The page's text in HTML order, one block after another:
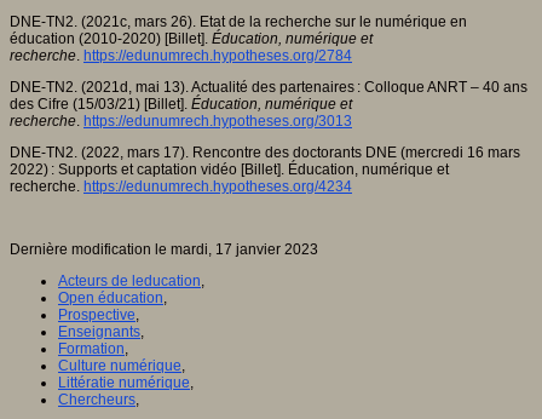
DNE-TN2. (2021c, mars 26). Etat de la recherche sur le numérique en
éducation (2010-2020) [Billet]. Éducation, numérique et
recherche. https://edunumrech.hypotheses.org/2784
DNE-TN2. (2021d, mai 13). Actualité des partenaires : Colloque ANRT – 40 ans
des Cifre (15/03/21) [Billet]. Éducation, numérique et
recherche. https://edunumrech.hypotheses.org/3013
DNE-TN2. (2022, mars 17). Rencontre des doctorants DNE (mercredi 16 mars
2022) : Supports et captation vidéo [Billet]. Éducation, numérique et
recherche. https://edunumrech.hypotheses.org/4234
Dernière modification le mardi, 17 janvier 2023
Acteurs de leducation,
Open éducation,
Prospective,
Enseignants,
Formation,
Culture numérique,
Littératie numérique,
Chercheurs,